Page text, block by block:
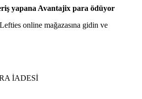
yapana Avantajix para ödüyor
online mağazasına gidin ve
İADESİ